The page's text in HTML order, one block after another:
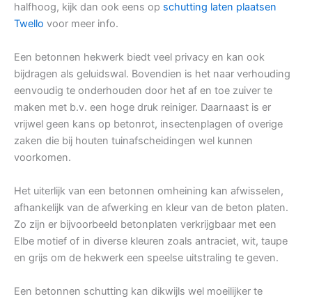
halfhoog, kijk dan ook eens op schutting laten plaatsen
Twello voor meer info.
Een betonnen hekwerk biedt veel privacy en kan ook
bijdragen als geluidswal. Bovendien is het naar verhouding
eenvoudig te onderhouden door het af en toe zuiver te
maken met b.v. een hoge druk reiniger. Daarnaast is er
vrijwel geen kans op betonrot, insectenplagen of overige
zaken die bij houten tuinafscheidingen wel kunnen
voorkomen.
Het uiterlijk van een betonnen omheining kan afwisselen,
afhankelijk van de afwerking en kleur van de beton platen.
Zo zijn er bijvoorbeeld betonplaten verkrijgbaar met een
Elbe motief of in diverse kleuren zoals antraciet, wit, taupe
en grijs om de hekwerk een speelse uitstraling te geven.
Een betonnen schutting kan dikwijls wel moeilijker te